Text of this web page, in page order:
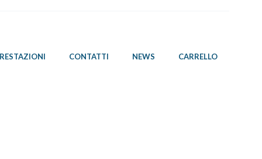
CONTATTI NEWS CARRELLO